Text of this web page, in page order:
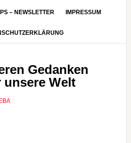
– NEWSLETTER IMPRESSUM
Gedanken
Welt